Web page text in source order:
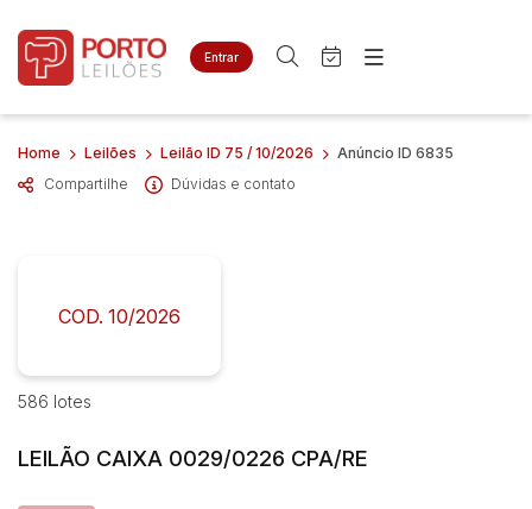
Entrar
Criar conta Entrar
Site
Agenda
Quem Somos
Busca por palavra-chave
Bairro
Judiciais Extrajudiciais
Home
Quem Somos
Home Leilões Leilão ID 75 / 10/2026
Anúncio ID 6835
Compartilhe
Dúvidas e contato
COD. 10/2026
586 lotes
LEILÃO CAIXA 0029/0226 CPA/RE